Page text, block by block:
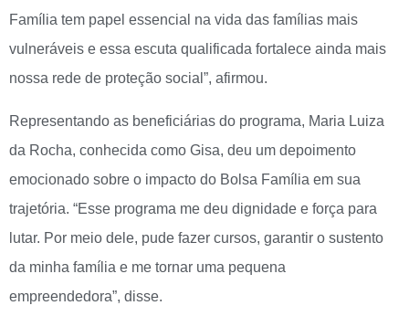
Família tem papel essencial na vida das famílias mais
vulneráveis e essa escuta qualificada fortalece ainda mais
nossa rede de proteção social”, afirmou.
Representando as beneficiárias do programa, Maria Luiza
da Rocha, conhecida como Gisa, deu um depoimento
emocionado sobre o impacto do Bolsa Família em sua
trajetória. “Esse programa me deu dignidade e força para
lutar. Por meio dele, pude fazer cursos, garantir o sustento
da minha família e me tornar uma pequena
empreendedora”, disse.